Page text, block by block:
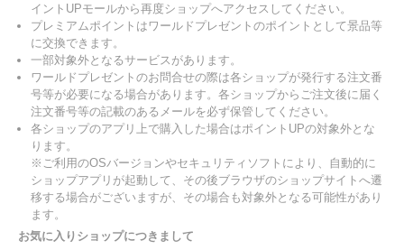
イントUPモールから再度ショップへアクセスしてください。
プレミアムポイントはワールドプレゼントのポイントとして景品等
に交換できます。
一部対象外となるサービスがあります。
ワールドプレゼントのお問合せの際は各ショップが発行する注文番
号等が必要になる場合があります。各ショップからご注文後に届く
注文番号等の記載のあるメールを必ず保管してください。
各ショップのアプリ上で購入した場合はポイントUPの対象外とな
ります。
※ご利用のOSバージョンやセキュリティソフトにより、自動的に
ショップアプリが起動して、その後ブラウザのショップサイトへ遷
移する場合がございますが、その場合も対象外となる可能性があり
ます。
お気に入りショップにつきまして